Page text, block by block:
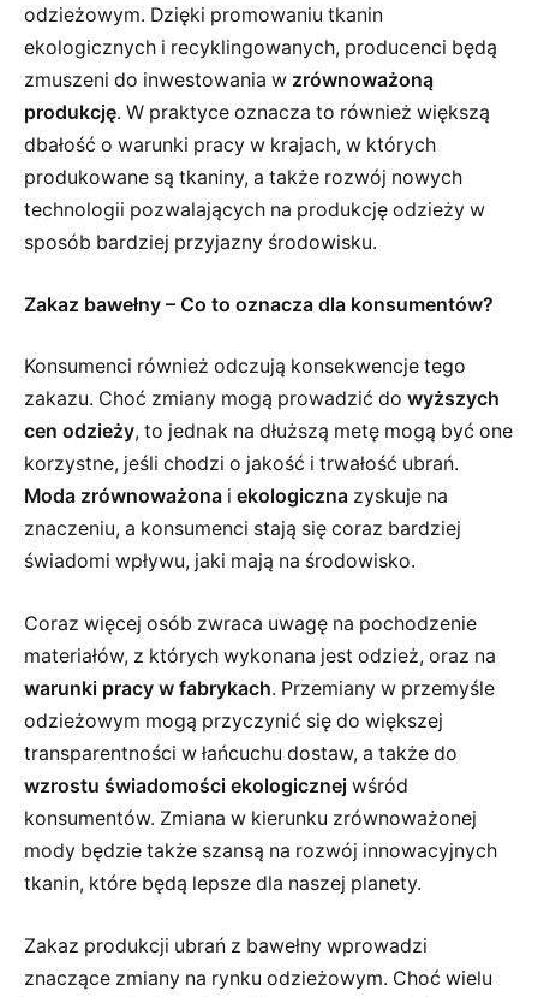
odzieżowym. Dzięki promowaniu tkanin
ekologicznych i recyklingowanych, producenci będą
zmuszeni do inwestowania w zrównoważoną
produkcję. W praktyce oznacza to również większą
dbałość o warunki pracy w krajach, w których
produkowane są tkaniny, a także rozwój nowych
technologii pozwalających na produkcję odzieży w
sposób bardziej przyjazny środowisku.
Zakaz bawełny – Co to oznacza dla konsumentów?
Konsumenci również odczują konsekwencje tego
zakazu. Choć zmiany mogą prowadzić do wyższych
cen odzieży, to jednak na dłuższą metę mogą być one
korzystne, jeśli chodzi o jakość i trwałość ubrań.
Moda zrównoważona i ekologiczna zyskuje na
znaczeniu, a konsumenci stają się coraz bardziej
świadomi wpływu, jaki mają na środowisko.
Coraz więcej osób zwraca uwagę na pochodzenie
materiałów, z których wykonana jest odzież, oraz na
warunki pracy w fabrykach. Przemiany w przemyśle
odzieżowym mogą przyczynić się do większej
transparentności w łańcuchu dostaw, a także do
wzrostu świadomości ekologicznej wśród
konsumentów. Zmiana w kierunku zrównoważonej
mody będzie także szansą na rozwój innowacyjnych
tkanin, które będą lepsze dla naszej planety.
Zakaz produkcji ubrań z bawełny wprowadzi
znaczące zmiany na rynku odzieżowym. Choć wielu